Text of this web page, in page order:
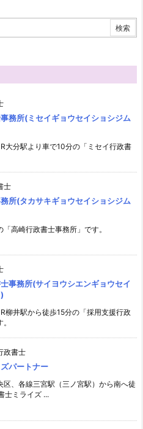
務所(ミセイギョウセイショシジム
大分駅より車で10分の「ミセイ行政書
士
所(タカサキギョウセイショシジム
高崎行政書士事務所」です。
事務所(サイヨウシエンギョウセイ
柳井駅から徒歩15分の「採用支援行政
政書士
パートナー
区、各線三宮駅（三ノ宮駅）から南へ徒
士ミライズ ...